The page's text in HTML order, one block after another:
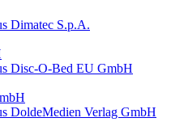
Dimatec S.p.A.
Disc-O-Bed EU GmbH
DoldeMedien Verlag GmbH